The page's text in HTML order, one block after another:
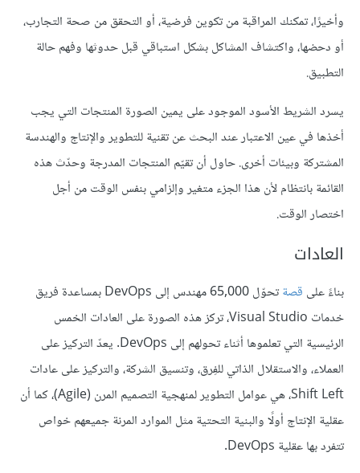
وأخيرًا، تمكنك المراقبة من تكوين فرضية، أو التحقق من صحة التجارب،
أو دحضها، واكتشاف المشاكل بشكل استباقي قبل حدوثها وفهم حالة
التطبيق.
يسرد الشريط الأسود الموجود على يمين الصورة المنتجات التي يجب
أخذها في عين الاعتبار عند البحث عن تقنية للتطوير والإنتاج والهندسة
المشتركة وبيئات أخرى. حاول أن تقيّم المنتجات المدرجة وحدّث هذه
القائمة بانتظام لأن هذا الجزء متغير وإلزامي بنفس الوقت من أجل
اختصار الوقت.
العادات
بناءً على قصة
تحوّل 65,000 مهندس إلى DevOps بمساعدة فريق
خدمات Visual Studio، تركز هذه الصورة على العادات الخمس
الرئيسية التي تعلموها أثناء تحولهم إلى DevOps. يعدّ التركيز على
العملاء، والاستقلال الذاتي للفِرق، وتنسيق الشركة، والتركيز على عادات
Shift Left، هي عوامل التطوير لمنهجية التصميم المرن (Agile)، كما أن
عقلية الإنتاج أولًا والبنية التحتية مثل الموارد المرنة جميعهم خواص
تتفرد بها عقلية DevOps.